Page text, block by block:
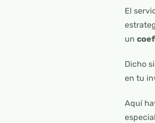
El
un
Dicho
en tu
Aquí